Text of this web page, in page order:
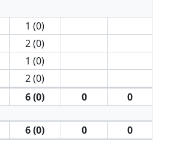
1 (0)
2 (0)
1 (0)
2 (0)
6 (0) 0 0
6 (0) 0 0